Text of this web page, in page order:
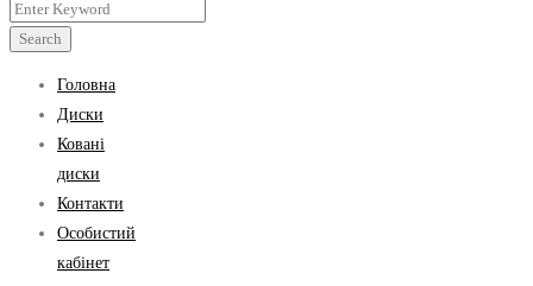
Search
Головна
Диски
Ковані
диски
Контакти
Особистий
кабінет